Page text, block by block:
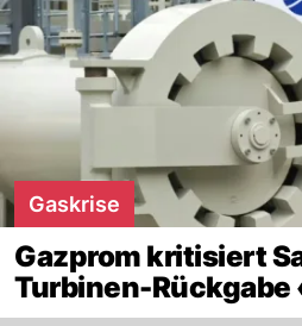
Gaskrise
Gazprom kritisiert
Turbinen-